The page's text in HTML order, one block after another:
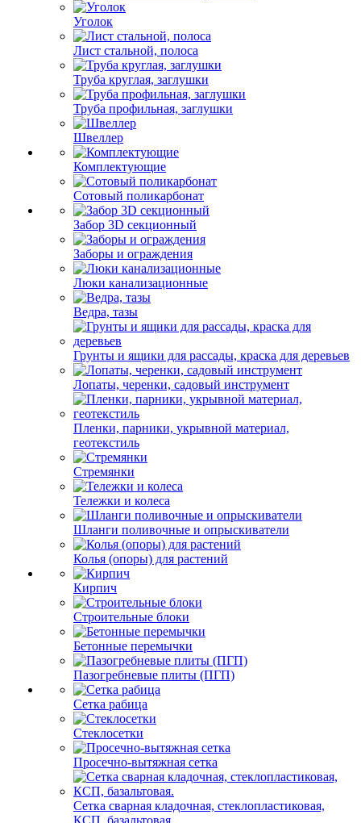
Уголок
Лист стальной, полоса
Труба круглая, заглушки
Труба профильная, заглушки
Швеллер
Комплектующие
Сотовый поликарбонат
Забор 3D секционный
Заборы и ограждения
Люки канализационные
Ведра, тазы
Грунты и ящики для рассады, краска для деревьев
Лопаты, черенки, садовый инструмент
Пленки, парники, укрывной материал,
геотекстиль
Стремянки
Тележки и колеса
Шланги поливочные и опрыскиватели
Колья (опоры) для растений
Кирпич
Строительные блоки
Бетонные перемычки
Пазогребневые плиты (ПГП)
Сетка рабица
Стеклосетки
Просечно-вытяжная сетка
Сетка сварная кладочная, стеклопластиковая,
КСП, базальтовая.